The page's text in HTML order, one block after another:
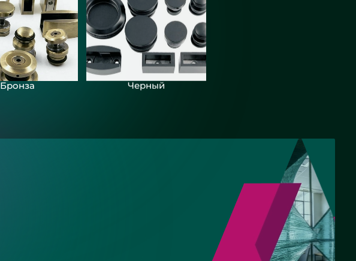
Бронза Черный